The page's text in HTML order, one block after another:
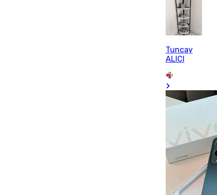
Tuncay
ALICI